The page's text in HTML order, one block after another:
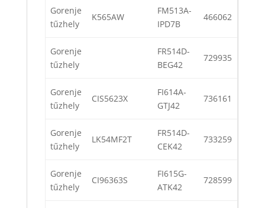
Gorenje
tűzhely
K565AW
FM513A-
IPD7B
466062
Gorenje
tűzhely
FR514D-
BEG42
729935
Gorenje
tűzhely
CIS5623X
FI614A-
GTJ42
736161
Gorenje
tűzhely
LK54MF2T
FR514D-
CEK42
733259
Gorenje
tűzhely
CI96363S
FI615G-
ATK42
728599